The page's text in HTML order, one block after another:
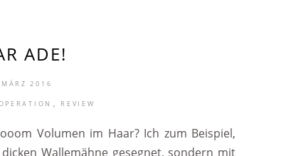
ADE!
2016
, REVIEW
Volumen im Haar? Ich zum Beispiel,
Wallemähne gesegnet, sondern mit